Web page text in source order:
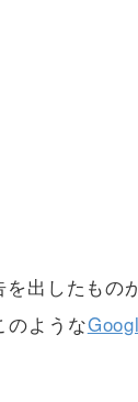
出したもの
のような